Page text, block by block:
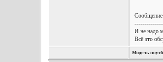
Сообщение
И не надо
Всё это
Модель
Wireless,